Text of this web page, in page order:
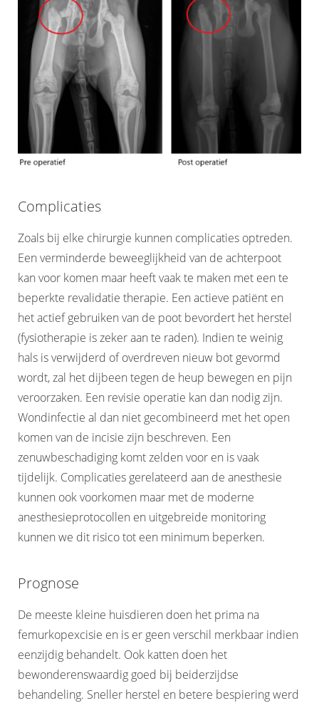
Complicaties
Zoals bij elke chirurgie kunnen complicaties optreden.
Een verminderde beweeglijkheid van de achterpoot
kan voor komen maar heeft vaak te maken met een te
beperkte revalidatie therapie. Een actieve patiënt en
het actief gebruiken van de poot bevordert het herstel
(fysiotherapie is zeker aan te raden). Indien te weinig
hals is verwijderd of overdreven nieuw bot gevormd
wordt, zal het dijbeen tegen de heup bewegen en pijn
veroorzaken. Een revisie operatie kan dan nodig zijn.
Wondinfectie al dan niet gecombineerd met het open
komen van de incisie zijn beschreven. Een
zenuwbeschadiging komt zelden voor en is vaak
tijdelijk. Complicaties gerelateerd aan de anesthesie
kunnen ook voorkomen maar met de moderne
anesthesieprotocollen en uitgebreide monitoring
kunnen we dit risico tot een minimum beperken.
Prognose
De meeste kleine huisdieren doen het prima na
femurkopexcisie en is er geen verschil merkbaar indien
eenzijdig behandelt. Ook katten doen het
bewonderenswaardig goed bij beiderzijdse
behandeling. Sneller herstel en betere bespiering werd